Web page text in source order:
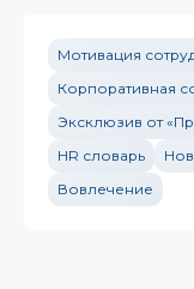
Мотивация
Корпоративная
Эксклюзив от
HR словарь
Вовлечение